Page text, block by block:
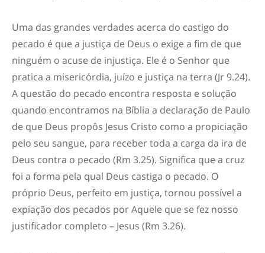
Uma das grandes verdades acerca do castigo do
pecado é que a justiça de Deus o exige a fim de que
ninguém o acuse de injustiça. Ele é o Senhor que
pratica a misericórdia, juízo e justiça na terra (Jr 9.24).
A questão do pecado encontra resposta e solução
quando encontramos na Bíblia a declaração de Paulo
de que Deus propôs Jesus Cristo como a propiciação
pelo seu sangue, para receber toda a carga da ira de
Deus contra o pecado (Rm 3.25). Significa que a cruz
foi a forma pela qual Deus castiga o pecado. O
próprio Deus, perfeito em justiça, tornou possível a
expiação dos pecados por Aquele que se fez nosso
justificador completo – Jesus (Rm 3.26).